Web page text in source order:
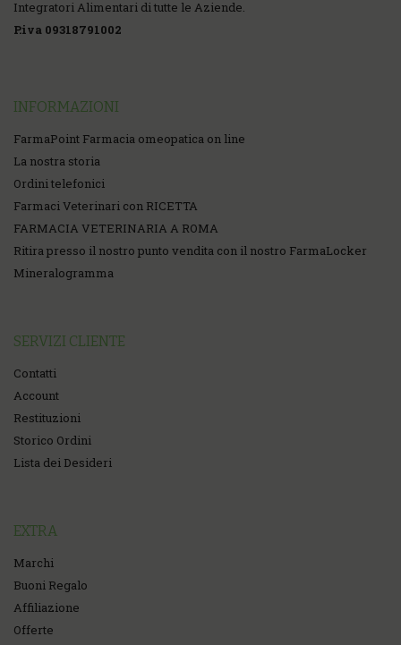
Integratori Alimentari di tutte le Aziende.
P.iva 09318791002
INFORMAZIONI
FarmaPoint Farmacia omeopatica on line
La nostra storia
Ordini telefonici
Farmaci Veterinari con RICETTA
FARMACIA VETERINARIA A ROMA
Ritira presso il nostro punto vendita con il nostro FarmaLocker
Mineralogramma
SERVIZI CLIENTE
Contatti
Account
Restituzioni
Storico Ordini
Lista dei Desideri
EXTRA
Marchi
Buoni Regalo
Affiliazione
Offerte